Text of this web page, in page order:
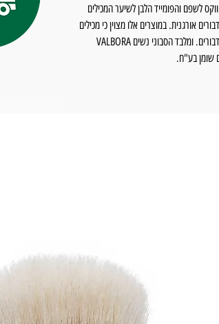
לשפם והפומייד הלבן לשיער המכילים
אורגנית. במוצרים אלו מצוין כי מכילים
שעוות דבורים. ומלבד הסבוני נשים VALBORA
שומן בע"ח.